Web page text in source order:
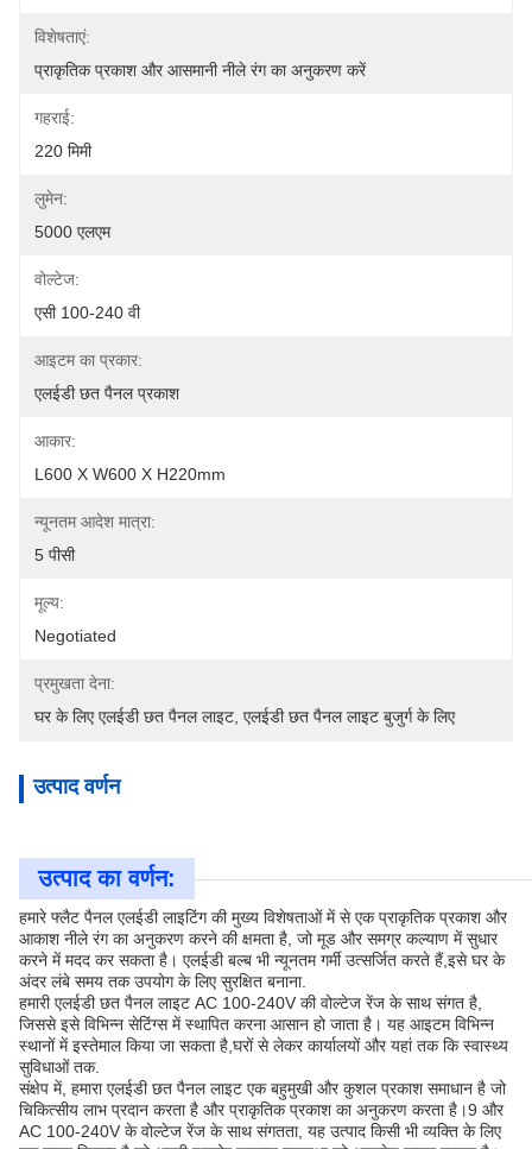
विशेषताएं:
प्राकृतिक प्रकाश और आसमानी नीले रंग का अनुकरण करें
गहराई:
220 मिमी
लुमेन:
5000 एलएम
वोल्टेज:
एसी 100-240 वी
आइटम का प्रकार:
एलईडी छत पैनल प्रकाश
आकार:
L600 X W600 X H220mm
न्यूनतम आदेश मात्रा:
5 पीसी
मूल्य:
Negotiated
प्रमुखता देना:
घर के लिए एलईडी छत पैनल लाइट एलईडी छत पैनल लाइट बुजुर्ग के लिए
उत्पाद वर्णन
उत्पाद का वर्णन:
हमारे फ्लैट पैनल एलईडी लाइटिंग की मुख्य विशेषताओं में से एक प्राकृतिक प्रकाश और
आकाश नीले रंग का अनुकरण करने की क्षमता है, जो मूड और समग्र कल्याण में सुधार
करने में मदद कर सकता है। एलईडी बल्ब भी न्यूनतम गर्मी उत्सर्जित करते हैं,इसे घर के
अंदर लंबे समय तक उपयोग के लिए सुरक्षित बनाना.
हमारी एलईडी छत पैनल लाइट AC 100-240V की वोल्टेज रेंज के साथ संगत है,
जिससे इसे विभिन्न सेटिंग्स में स्थापित करना आसान हो जाता है। यह आइटम विभिन्न
स्थानों में इस्तेमाल किया जा सकता है,घरों से लेकर कार्यालयों और यहां तक कि स्वास्थ्य
सुविधाओं तक.
संक्षेप में, हमारा एलईडी छत पैनल लाइट एक बहुमुखी और कुशल प्रकाश समाधान है जो
चिकित्सीय लाभ प्रदान करता है और प्राकृतिक प्रकाश का अनुकरण करता है।9 और
AC 100-240V के वोल्टेज रेंज के साथ संगतता, यह उत्पाद किसी भी व्यक्ति के लिए